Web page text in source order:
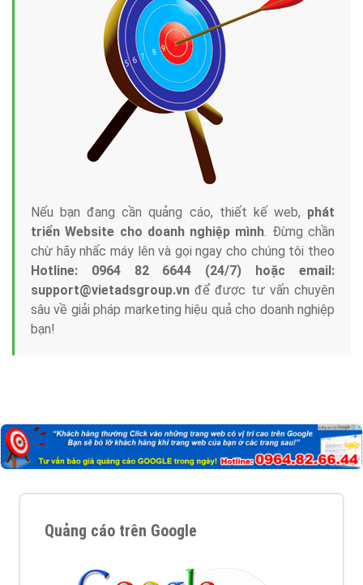
Nếu bạn đang cần quảng cáo, thiết kế web, phát
triển Website cho doanh nghiệp mình. Đừng chần
chừ hãy nhấc máy lên và gọi ngay cho chúng tôi theo
Hotline: 0964 82 6644 (24/7) hoặc email:
support@vietadsgroup.vn để được tư vấn chuyên
sâu về giải pháp marketing hiệu quả cho doanh nghiệp
bạn!
Quảng cáo trên Google